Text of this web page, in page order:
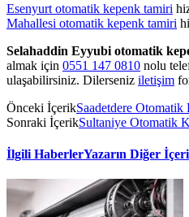
Esenyurt otomatik kepenk tamiri
Mahallesi otomatik kepenk tamiri
Selahaddin Eyyubi otomatik
almak için 0551 147 0810 nolu
ulaşabilirsiniz. Dilerseniz iletişim
Önceki İçerikSaadetdere
Sonraki İçerikSultaniye Otomatik
İlgili HaberlerYazarın Diğer